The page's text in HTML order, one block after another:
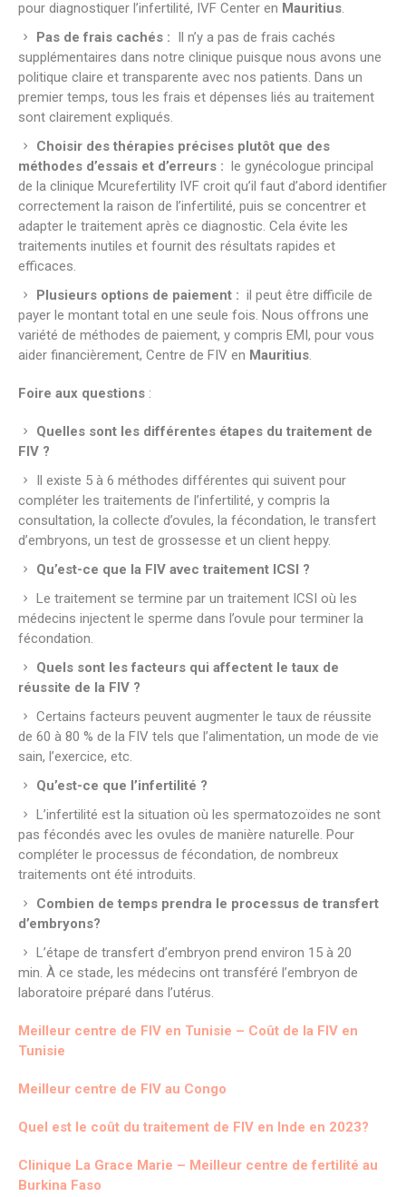
pour diagnostiquer l’infertilité, IVF Center en Mauritius.
Pas de frais cachés : Il n’y a pas de frais cachés
supplémentaires dans notre clinique puisque nous avons une
politique claire et transparente avec nos patients. Dans un
premier temps, tous les frais et dépenses liés au traitement
sont clairement expliqués.
Choisir des thérapies précises plutôt que des
méthodes d’essais et d’erreurs :
le gynécologue principal
de la clinique Mcurefertility IVF croit qu’il faut d’abord identifier
correctement la raison de l’infertilité, puis se concentrer et
adapter le traitement après ce diagnostic. Cela évite les
traitements inutiles et fournit des résultats rapides et
efficaces.
Plusieurs options de paiement : il peut être difficile de
payer le montant total en une seule fois. Nous offrons une
variété de méthodes de paiement, y compris EMI, pour vous
aider financièrement, Centre de FIV en Mauritius.
Foire aux questions :
Quelles sont les différentes étapes du traitement de
FIV ?
Il existe 5 à 6 méthodes différentes qui suivent pour
compléter les traitements de l’infertilité, y compris la
consultation, la collecte d’ovules, la fécondation, le transfert
d’embryons, un test de grossesse et un client heppy.
Qu’est-ce que la FIV avec traitement ICSI ?
Le traitement se termine par un traitement ICSI où les
médecins injectent le sperme dans l’ovule pour terminer la
fécondation.
Quels sont les facteurs qui affectent le taux de
réussite de la FIV ?
Certains facteurs peuvent augmenter le taux de réussite
de 60 à 80 % de la FIV tels que l’alimentation, un mode de vie
sain, l’exercice, etc.
Qu’est-ce que l’infertilité ?
L’infertilité est la situation où les spermatozoïdes ne sont
pas fécondés avec les ovules de manière naturelle. Pour
compléter le processus de fécondation, de nombreux
traitements ont été introduits.
Combien de temps prendra le processus de transfert
d’embryons?
L’étape de transfert d’embryon prend environ 15 à 20
min. À ce stade, les médecins ont transféré l’embryon de
laboratoire préparé dans l’utérus.
Meilleur centre de FIV en Tunisie – Coût de la FIV en
Tunisie
Meilleur centre de FIV au Congo
Quel est le coût du traitement de FIV en Inde en 2023?
Clinique La Grace Marie – Meilleur centre de fertilité au
Burkina Faso